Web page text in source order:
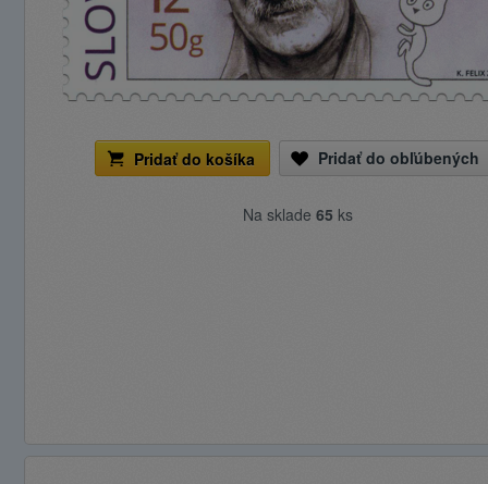
Pridať do košíka Pridať do obľúbených
Na sklade 65 ks